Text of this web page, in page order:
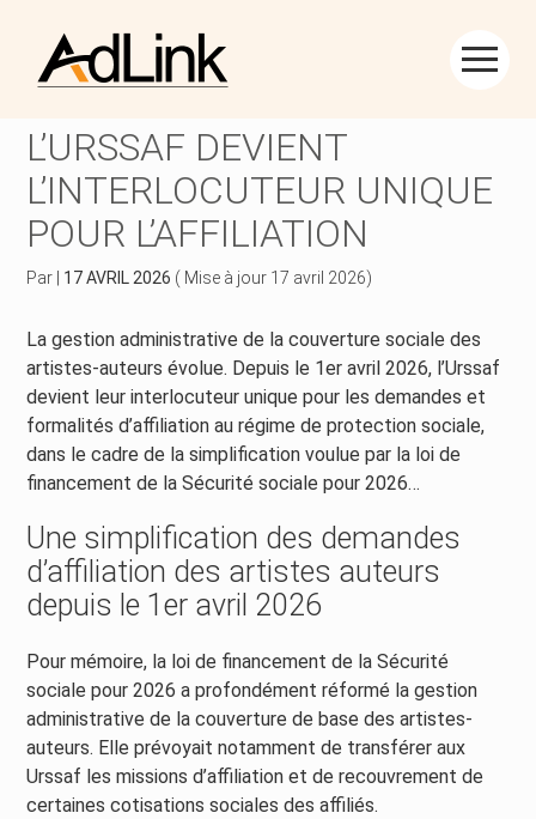
Aller
au
Créer et reprendre une activité
Développer votre entreprise
Construire votre patrimoine
Piloter votre gestion
Gérer vos ressources humaines
Dématérialiser vos documents
L’URSSAF DEVIENT
L’INTERLOCUTEUR UNIQUE
POUR L’AFFILIATION
Par 17 AVRIL 2026 ( Mise à jour 17 avril 2026)
La gestion administrative de la couverture sociale des
artistes-auteurs évolue. Depuis le 1er avril 2026, l’Urssaf
devient leur interlocuteur unique pour les demandes et
formalités d’affiliation au régime de protection sociale,
dans le cadre de la simplification voulue par la loi de
financement de la Sécurité sociale pour 2026…
Une simplification des demandes
d’affiliation des artistes auteurs
depuis le 1er avril 2026
Pour mémoire, la loi de financement de la Sécurité
sociale pour 2026 a profondément réformé la gestion
administrative de la couverture de base des artistes-
auteurs. Elle prévoyait notamment de transférer aux
Urssaf les missions d’affiliation et de recouvrement de
certaines cotisations sociales des affiliés.